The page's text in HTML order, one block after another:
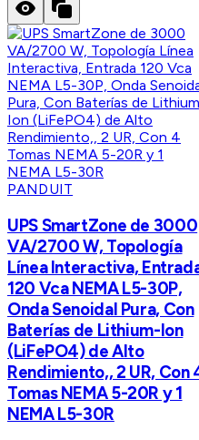
PANDUIT
UPS SmartZone de 3000
VA/2700 W, Topología
Línea Interactiva,
120 Vca NEMA L5-30P,
Onda Senoidal Pura, Con
Baterías de Lithium-Ion
(LiFePO4) de Alto
Rendimiento,, 2 UR, Con
Tomas NEMA 5-20R y 1
NEMA L5-30R